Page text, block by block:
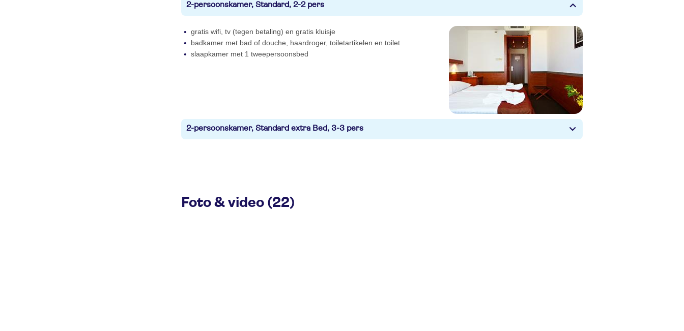
2-persoonskamer, Standard, 2-2 pers
gratis wifi, tv (tegen betaling) en gratis kluisje
badkamer met bad of douche, haardroger, toiletartikelen en toilet
slaapkamer met 1 tweepersoonsbed
2-persoonskamer, Standard extra Bed, 3-3 pers
Foto & video (22)